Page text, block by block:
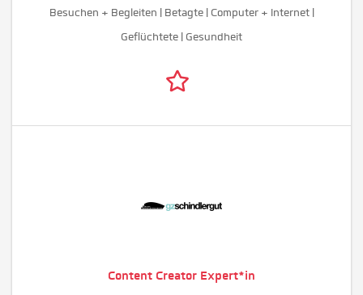
Besuchen + Begleiten | Betagte | Computer + Internet |
Geflüchtete | Gesundheit
Content Creator Expert*in